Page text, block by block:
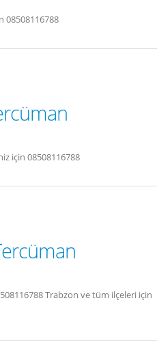
08508116788
için 08508116788
Trabzon ve tüm ilçeleri için